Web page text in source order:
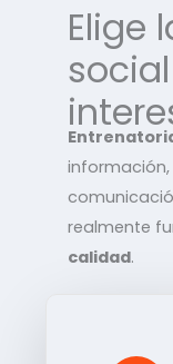
Elige
realmente
calidad.